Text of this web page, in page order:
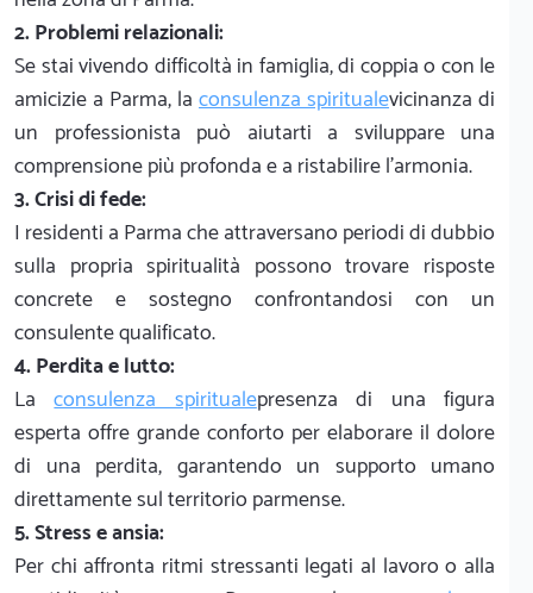
2. Problemi relazionali:
Se stai vivendo difficoltà in famiglia, di coppia o con le
amicizie a Parma, la consulenza spiritualevicinanza di
un professionista può aiutarti a sviluppare una
comprensione più profonda e a ristabilire l'armonia.
3. Crisi di fede:
I residenti a Parma che attraversano periodi di dubbio
sulla propria spiritualità possono trovare risposte
concrete e sostegno confrontandosi con un
consulente qualificato.
4. Perdita e lutto:
Laconsulenza spiritualepresenza di una figura
esperta offre grande conforto per elaborare il dolore
di una perdita, garantendo un supporto umano
direttamente sul territorio parmense.
5. Stress e ansia:
Per chi affronta ritmi stressanti legati al lavoro o alla